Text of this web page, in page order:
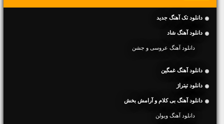
دانلود تک آهنگ جدید
دانلود آهنگ شاد
دانلود آهنگ عروسی و جشن
دانلود آهنگ غمگین
دانلود تیتراژ
دانلود آهنگ بی کلام و آرامش بخش
دانلود آهنگ ویولن